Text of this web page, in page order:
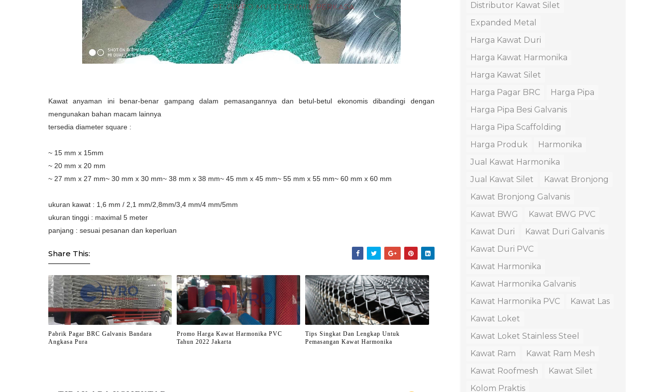
Kawat anyaman ini benar-benar gampang dalam pemasangannya dan betul-betul ekonomis dibandingi dengan
mengunakan bahan macam lainnya
tersedia diameter square :
~ 15 mm x 15mm
~ 20 mm x 20 mm
~ 27 mm x 27 mm~ 30 mm x 30 mm~ 38 mm x 38 mm~ 45 mm x 45 mm~ 55 mm x 55 mm~ 60 mm x 60 mm
ukuran kawat : 1,6 mm / 2,1 mm/2,8mm/3,4 mm/4 mm/5mm
ukuran tinggi : maximal 5 meter
panjang : sesuai pesanan dan keperluan
Share This:
Pabrik Pagar BRC Galvanis Bandara
Angkasa Pura
Promo Harga Kawat Harmonika PVC
Tahun 2022 Jakarta
Tips Singkat Dan Lengkap Untuk
Pemasangan Kawat Harmonika
Distributor Kawat Silet
Expanded Metal
Harga Kawat Duri
Harga Kawat Harmonika
Harga Kawat Silet
Harga Pagar BRC
Harga Pipa
Harga Pipa Besi Galvanis
Harga Pipa Scaffolding
Harga Produk
Harmonika
Jual Kawat Harmonika
Jual Kawat Silet
Kawat Bronjong
Kawat Bronjong Galvanis
Kawat BWG
Kawat BWG PVC
Kawat Duri
Kawat Duri Galvanis
Kawat Duri PVC
Kawat Harmonika
Kawat Harmonika Galvanis
Kawat Harmonika PVC
Kawat Las
Kawat Loket
Kawat Loket Stainless Steel
Kawat Ram
Kawat Ram Mesh
Kawat Roofmesh
Kawat Silet
Kolom Praktis